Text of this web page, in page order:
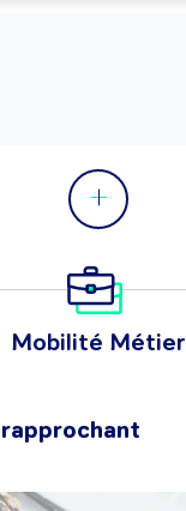
Mobilité Métier